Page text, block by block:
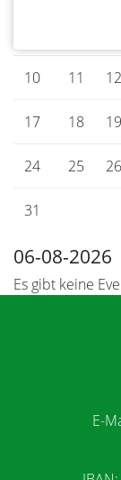
10 11 12
17 18 19
24 25 26
31
06-08-2026
Es gibt keine
E-